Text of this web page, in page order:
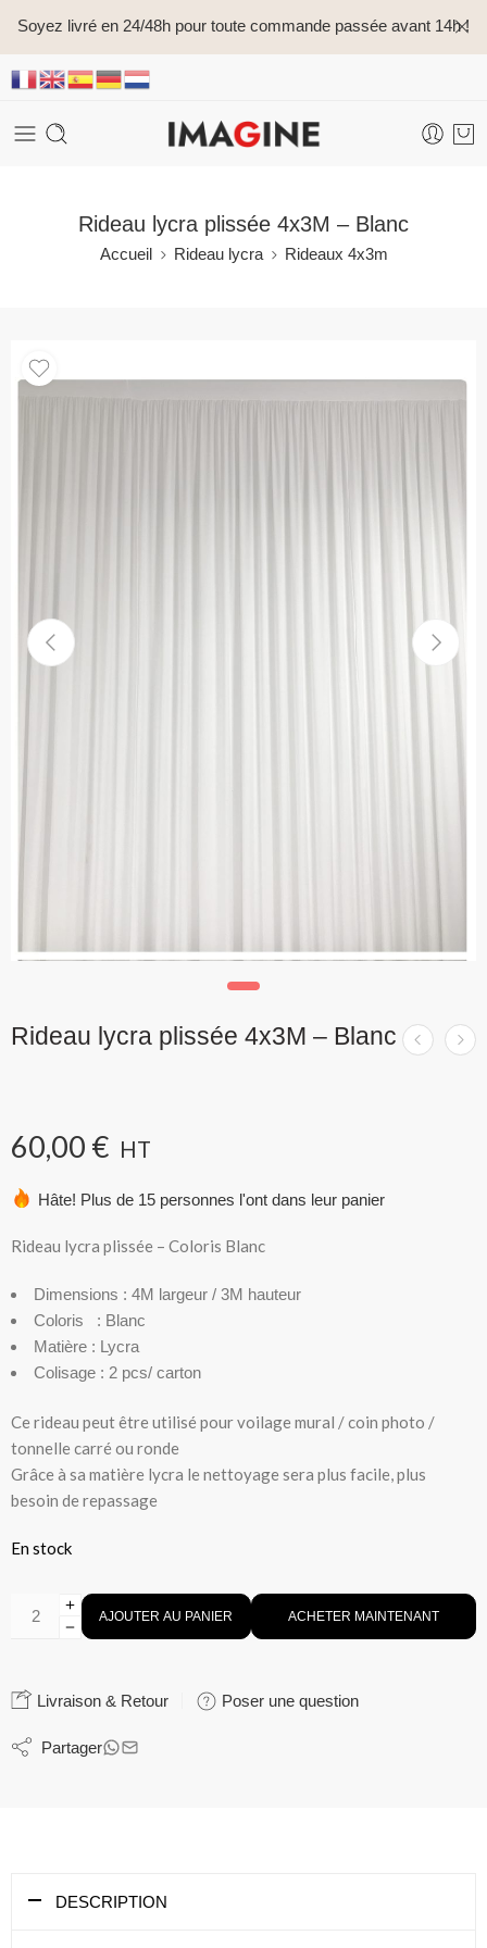
Soyez livré en 24/48h pour toute commande passée avant 14h !
Rideau lycra plissée 4x3M – Blanc
Accueil Rideau lycra Rideaux 4x3m
Rideau lycra plissée 4x3M – Blanc
60,00 € HT
Hâte! Plus de 15 personnes l'ont dans leur panier
Rideau lycra plissée – Coloris Blanc
Dimensions : 4M largeur / 3M hauteur
Coloris : Blanc
Matière : Lycra
Colisage : 2 pcs/ carton
Ce rideau peut être utilisé pour voilage mural / coin photo /
tonnelle carré ou ronde
Grâce à sa matière lycra le nettoyage sera plus facile, plus
besoin de repassage
En stock
AJOUTER AU PANIER ACHETER MAINTENANT
Livraison & Retour Poser une question
Partager
DESCRIPTION